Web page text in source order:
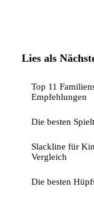
Lies als
Top 11
Empfehlungen
Die besten
Slackline für
Vergleich
Die besten